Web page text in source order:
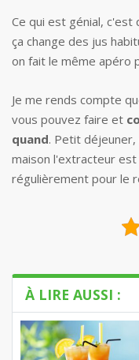
Ce qui est génial,
ça change des jus
on fait le même apéro
Je me rends compte
vous pouvez faire et
quand. Petit déjeuner,
maison l'extracteur
régulièrement pour le
À LIRE AUSSI :